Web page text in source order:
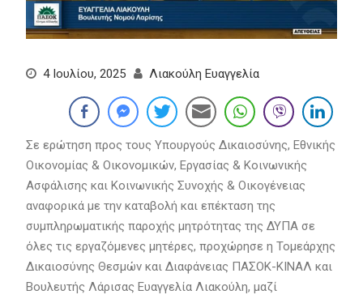
4 Ιουλίου, 2025 Λιακούλη Ευαγγελία
Σε ερώτηση προς τους Υπουργούς Δικαιοσύνης, Εθνικής
Οικονομίας & Οικονομικών, Εργασίας & Κοινωνικής
Ασφάλισης και Κοινωνικής Συνοχής & Οικογένειας
αναφορικά με την καταβολή και επέκταση της
συμπληρωματικής παροχής μητρότητας της ΔΥΠΑ σε
όλες τις εργαζόμενες μητέρες, προχώρησε η Τομεάρχης
Δικαιοσύνης Θεσμών και Διαφάνειας ΠΑΣΟΚ-ΚΙΝΑΛ και
Βουλευτής Λάρισας Ευαγγελία Λιακούλη, μαζί